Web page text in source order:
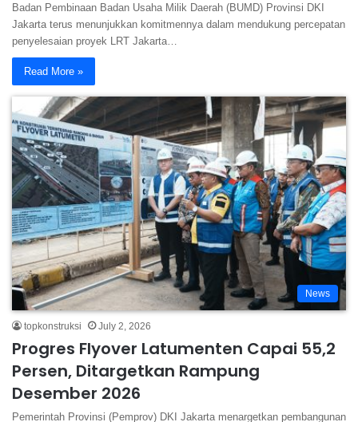
Badan Pembinaan Badan Usaha Milik Daerah (BUMD) Provinsi DKI
Jakarta terus menunjukkan komitmennya dalam mendukung percepatan
penyelesaian proyek LRT Jakarta…
Read More »
News
topkonstruksi July 2, 2026
Progres Flyover Latumenten Capai 55,2
Persen, Ditargetkan Rampung
Desember 2026
Pemerintah Provinsi (Pemprov) DKI Jakarta menargetkan pembangunan